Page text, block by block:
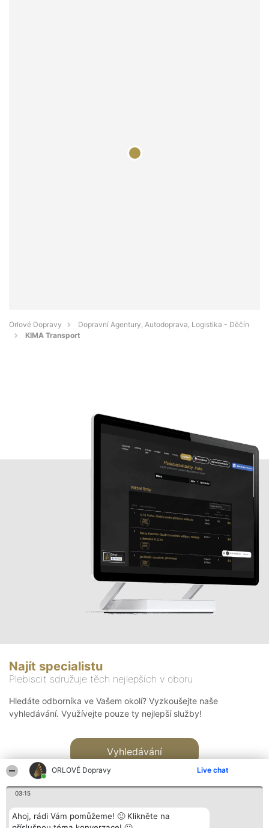
ORLOVÉ Dopravy Live chat
03:15
Ahoj, rádi Vám pomůžeme! 🙂 Klikněte na
Orlové Dopravy
Dopravní Agentury, Autodoprava, Logistika - Děčín
KIMA Transport
Najít specialistu
Plebiscit sdružuje těch nejlepších v oboru
Hledáte odborníka ve Vašem okolí? Vyzkoušejte naše
vyhledávání. Využívejte pouze ty nejlepší služby!
Vyhledávání